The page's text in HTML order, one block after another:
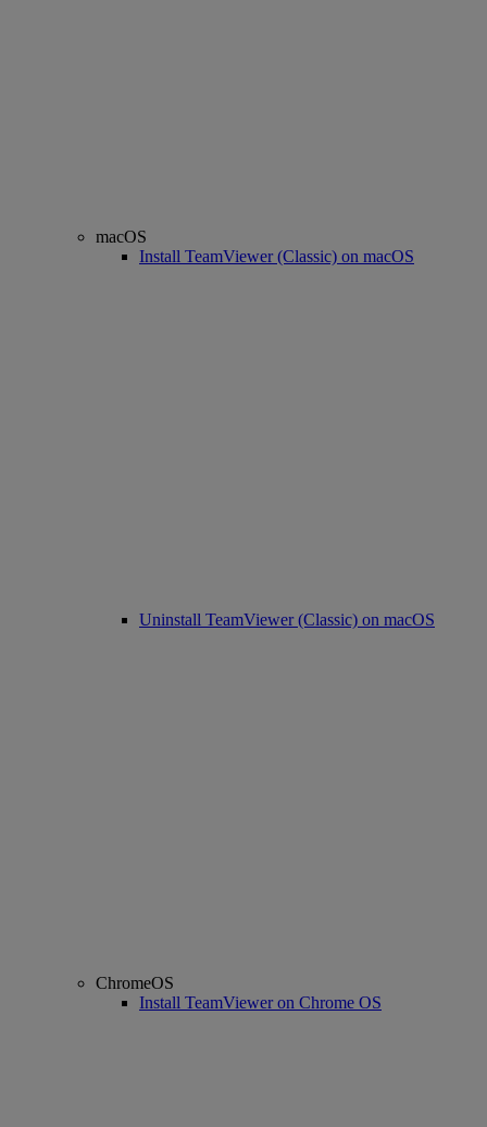
macOS
Install TeamViewer (Classic) on macOS
Uninstall TeamViewer (Classic) on macOS
ChromeOS
Install TeamViewer on Chrome OS